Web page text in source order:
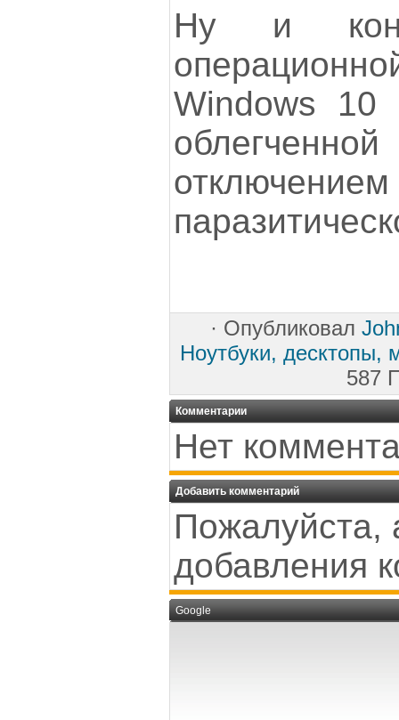
Ну и
Windows 10
отключением
· Опубликовал
Ноутбуки, десктопы,
587
Комментарии
Нет
Добавить комментарий
Пожалуйста,
добавления
Google